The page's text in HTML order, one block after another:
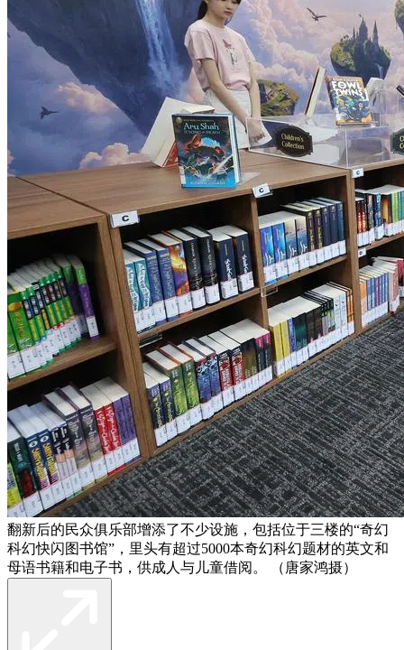
翻新后的民众俱乐部增添了不少设施，包括位于三楼的“奇幻
科幻快闪图书馆”，里头有超过5000本奇幻科幻题材的英文和
母语书籍和电子书，供成人与儿童借阅。 （唐家鸿摄）